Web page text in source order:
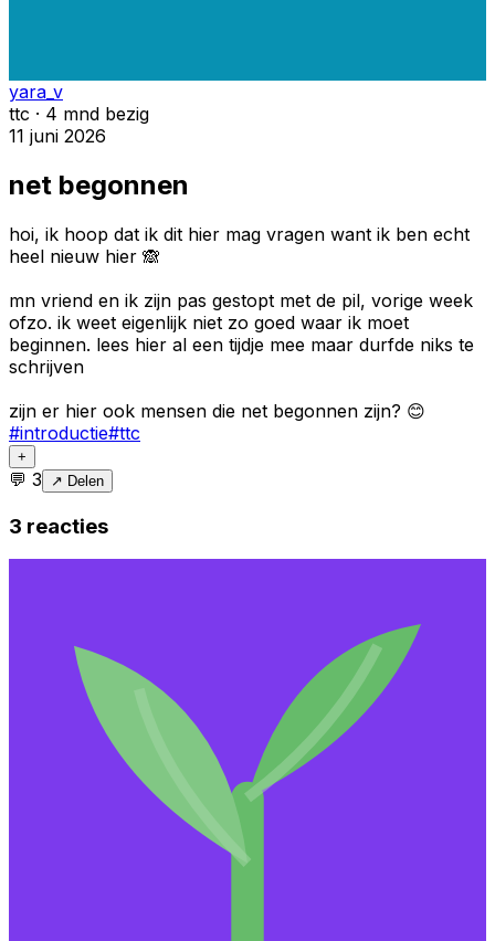
yara_v
ttc · 4 mnd bezig
11 juni 2026
net begonnen
hoi, ik hoop dat ik dit hier mag vragen want ik ben echt
heel nieuw hier 🙈
mn vriend en ik zijn pas gestopt met de pil, vorige week
ofzo. ik weet eigenlijk niet zo goed waar ik moet
beginnen. lees hier al een tijdje mee maar durfde niks te
schrijven
zijn er hier ook mensen die net begonnen zijn? 😊
#introductie#ttc
+
💬 3 ↗ Delen
3 reacties